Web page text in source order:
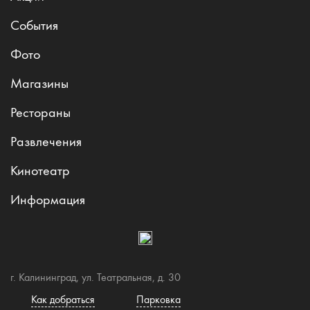
События
Фото
Магазины
Рестораны
Развлечения
Кинотеатр
Информация
г. Калининград, ул. Театральная, д. 30
Как добраться
Парковка